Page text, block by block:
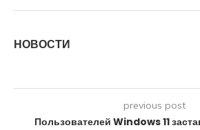
НОВОСТИ
previous post
Пользователей Windows 11